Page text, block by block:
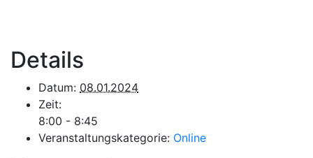
Details
Datum: 08.01.2024
Zeit:
8:00 - 8:45
Veranstaltungskategorie: Online